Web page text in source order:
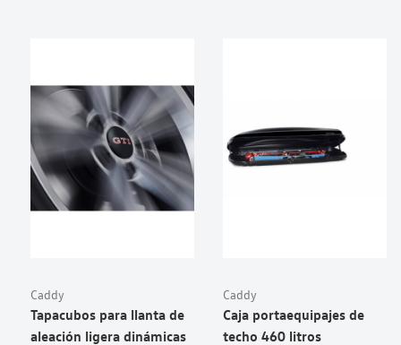
Caddy
Tapacubos para llanta de
aleación ligera dinámicas
Caddy
Caja portaequipajes de
techo 460 litros